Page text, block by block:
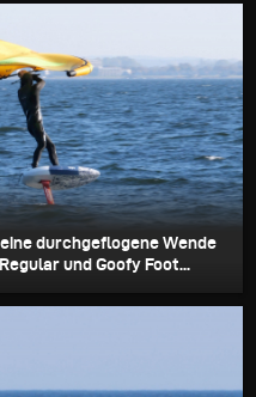
durchgeflogene Wende
und Goofy Foot...